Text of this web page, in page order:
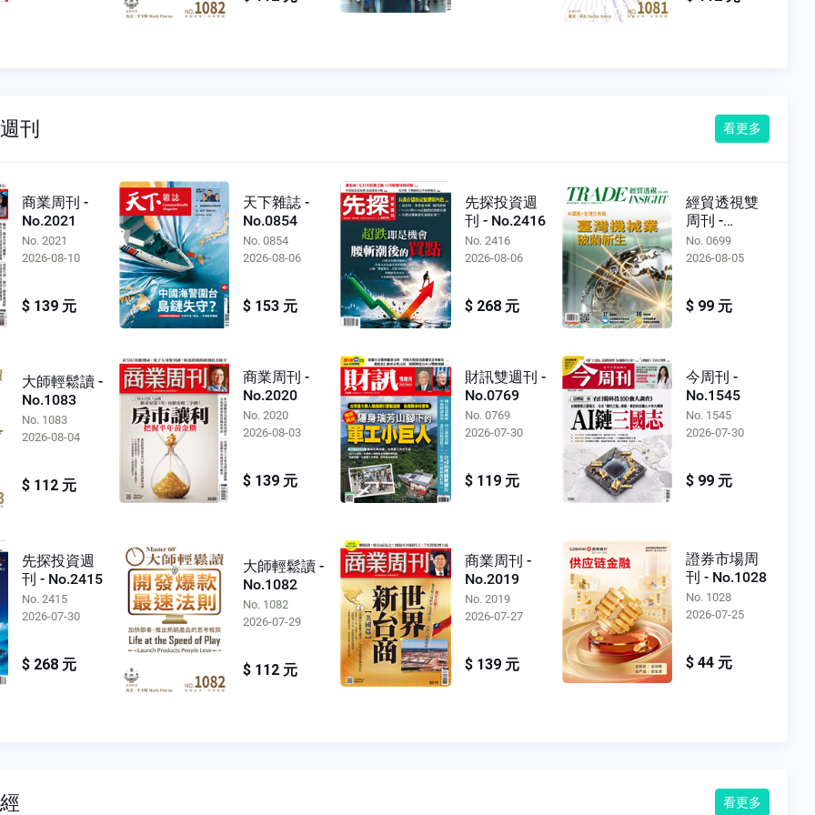
刊 看更多
商業周刊 -
No.2021
No. 2021
2026-08-10
$ 139 元
天下雜誌 -
No.0854
No. 0854
2026-08-06
$ 153 元
先探投資週
刊 - No.2416
No. 2416
2026-08-06
$ 268 元
經貿透視雙
周刊 -
No.0699
No. 0699
2026-08-05
$ 99 元
大師輕鬆讀 -
No.1083
No. 1083
2026-08-04
$ 112 元
商業周刊 -
No.2020
No. 2020
2026-08-03
$ 139 元
財訊雙週刊 -
No.0769
No. 0769
2026-07-30
$ 119 元
今周刊 -
No.1545
No. 1545
2026-07-30
$ 99 元
先探投資週
刊 - No.2415
No. 2415
2026-07-30
$ 268 元
大師輕鬆讀 -
No.1082
No. 1082
2026-07-29
$ 112 元
商業周刊 -
No.2019
No. 2019
2026-07-27
$ 139 元
證券市場周
刊 - No.1028
No. 1028
2026-07-25
$ 44 元
看更多